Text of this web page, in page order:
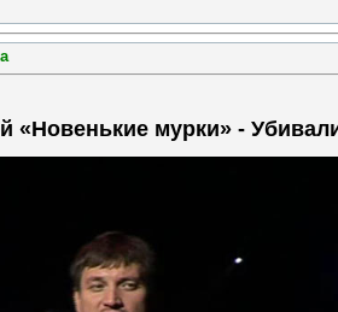
«Новенькие мурки» -